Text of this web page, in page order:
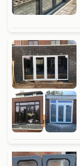
Heel bouwpakket!